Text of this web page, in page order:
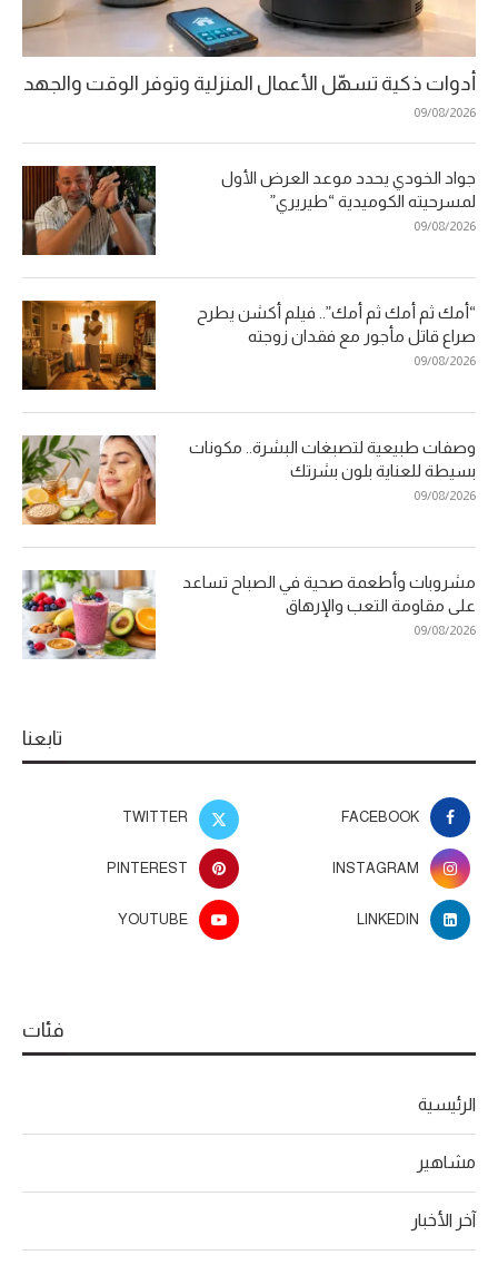
أدوات ذكية تسهّل الأعمال المنزلية وتوفر الوقت والجهد
09/08/2026
جواد الخودي يحدد موعد العرض الأول
لمسرحيته الكوميدية “طيريري”
09/08/2026
“أمك ثم أمك ثم أمك”.. فيلم أكشن يطرح
صراع قاتل مأجور مع فقدان زوجته
09/08/2026
وصفات طبيعية لتصبغات البشرة.. مكونات
بسيطة للعناية بلون بشرتك
09/08/2026
مشروبات وأطعمة صحية في الصباح تساعد
على مقاومة التعب والإرهاق
09/08/2026
تابعنا
FACEBOOK
TWITTER
INSTAGRAM
PINTEREST
LINKEDIN
YOUTUBE
فئات
الرئيسية
مشاهير
آخر الأخبار